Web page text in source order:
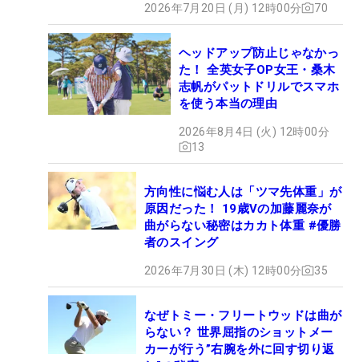
2026年7月20日 (月) 12時00分 70
ヘッドアップ防止じゃなかっ
た！ 全英女子OP女王・桑木
志帆がパットドリルでスマホ
を使う本当の理由
2026年8月4日 (火) 12時00分
13
方向性に悩む人は「ツマ先体重」が
原因だった！ 19歳Vの加藤麗奈が
曲がらない秘密はカカト体重 #優勝
者のスイング
2026年7月30日 (木) 12時00分 35
なぜトミー・フリートウッドは曲が
らない？ 世界屈指のショットメー
カーが行う”右腕を外に回す切り返